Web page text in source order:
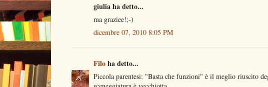
giulia ha detto...
ma graziee!;-)
dicembre 07, 2010 8:05 PM
Filoha detto...
Piccola parentesi: "Basta che funzioni" è il meglio riuscito